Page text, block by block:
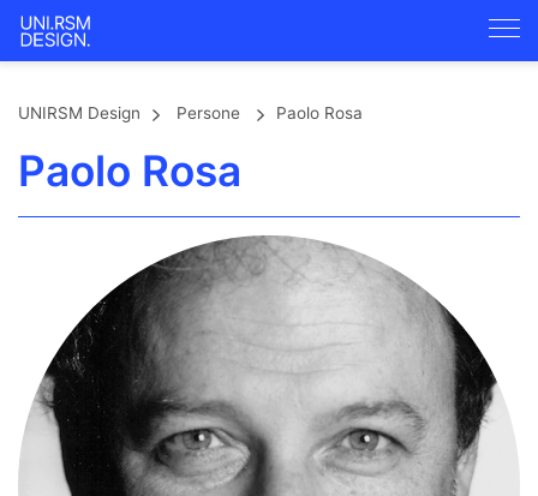
UNIRSM Design Persone Paolo Rosa
Paolo Rosa